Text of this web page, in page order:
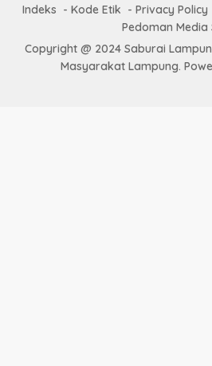
Indeks Kode Etik Privacy Policy
Pedoman Media
Copyright @ 2024 Saburai
Masyarakat Lampung.